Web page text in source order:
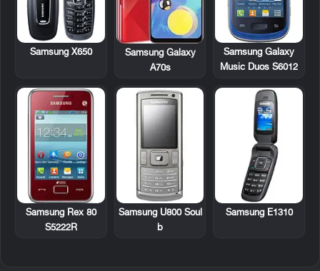
Samsung Galaxy
Music Duos S6012
Samsung Galaxy
A70s
Samsung X650
Samsung E1310
Samsung U800 Soul
b
Samsung Rex 80
S5222R